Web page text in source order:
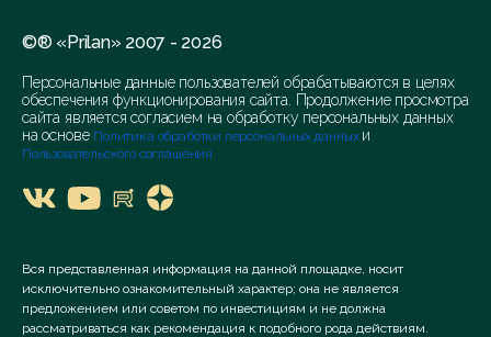
©® «Prilan» 2007 - 2026
Персональные данные пользователей обрабатываются в целях
обеспечения функционирования сайта. Продолжение просмотра
сайта является согласием на обработку персональных данных
на основе Политика обработки персональных данных и
Пользовательского соглашения
Вся представленная информация на данной площадке, носит
исключительно ознакомительный характер; она не является
предложением или советом по инвестициям и не должна
рассматриваться как рекомендация к подобного рода действиям.